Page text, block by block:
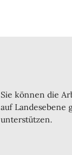
Sie können die
auf Landesebene
unterstützen.